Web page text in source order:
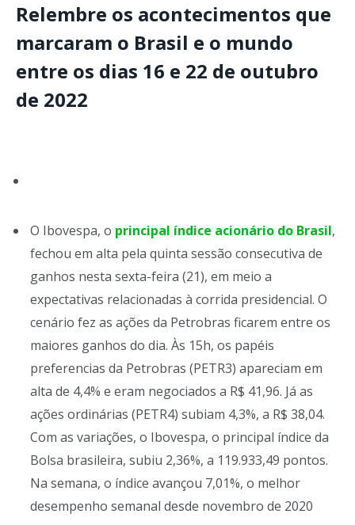
Relembre os acontecimentos que
marcaram o Brasil e o mundo
entre os dias 16 e 22 de outubro
de 2022
O Ibovespa, o principal índice acionário do Brasil,
fechou em alta pela quinta sessão consecutiva de
ganhos nesta sexta-feira (21), em meio a
expectativas relacionadas à corrida presidencial. O
cenário fez as ações da Petrobras ficarem entre os
maiores ganhos do dia. Às 15h, os papéis
preferencias da Petrobras (PETR3) apareciam em
alta de 4,4% e eram negociados a R$ 41,96. Já as
ações ordinárias (PETR4) subiam 4,3%, a R$ 38,04.
Com as variações, o Ibovespa, o principal índice da
Bolsa brasileira, subiu 2,36%, a 119.933,49 pontos.
Na semana, o índice avançou 7,01%, o melhor
desempenho semanal desde novembro de 2020